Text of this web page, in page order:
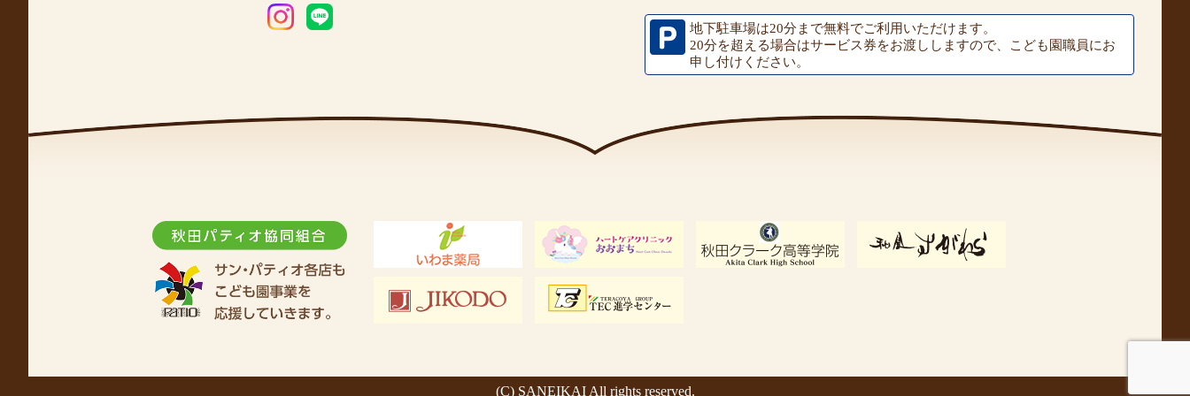
地下駐車場は20分まで無料でご利用いただけます。
20分を超える場合はサービス券をお渡ししますので、こども園職員にお
申し付けください。
(C) SANEIKAI All rights reserved.